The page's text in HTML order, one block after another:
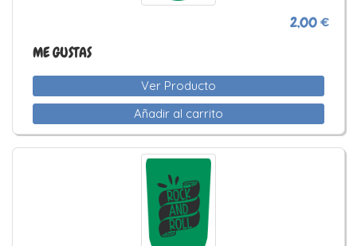
2,00 €
ME GUSTAS
Ver Producto
Añadir al carrito